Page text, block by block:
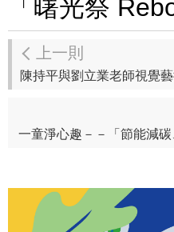
「曙光祭
上一則
陳持平與劉立業老師視覺
一童淨心趣－－「節能減